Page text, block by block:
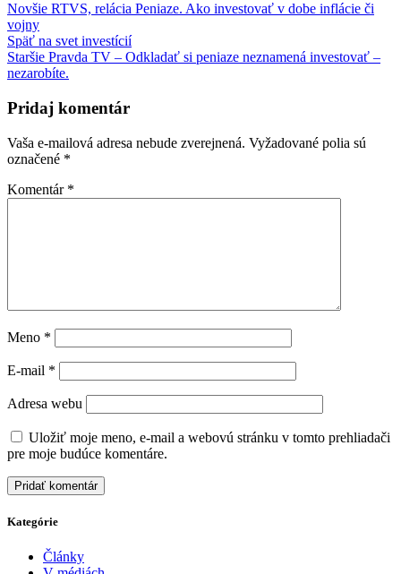
Novšie RTVS, relácia Peniaze. Ako investovať v dobe inflácie či
vojny
Späť na svet investícií
Staršie Pravda TV – Odkladať si peniaze neznamená investovať –
nezarobíte.
Pridaj komentár
Vaša e-mailová adresa nebude zverejnená. Vyžadované polia sú
označené *
Komentár *
Meno *
E-mail *
Adresa webu
Uložiť moje meno, e-mail a webovú stránku v tomto prehliadači
pre moje budúce komentáre.
Kategórie
Články